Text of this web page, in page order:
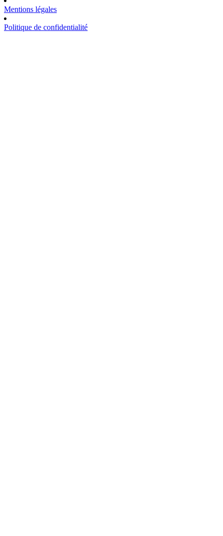
Mentions légales
Politique de confidentialité